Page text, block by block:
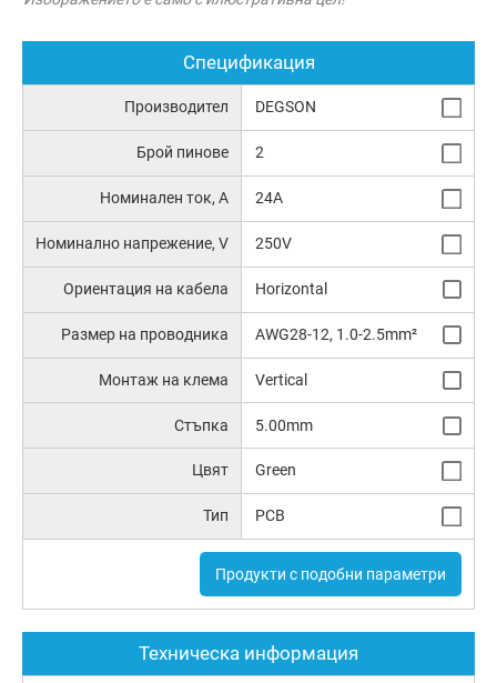
Спецификация
Производител DEGSON
Брой пинове 2
Номинален ток, А 24A
Номинално напрежение, V 250V
Ориентация на кабела Horizontal
Размер на проводника AWG28-12, 1.0-2.5mm²
Монтаж на клема Vertical
Стъпка 5.00mm
Цвят Green
Тип PCB
Продукти с подобни параметри
Техническа информация